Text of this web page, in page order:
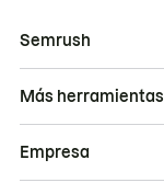
Semrush
Más herramientas
Empresa